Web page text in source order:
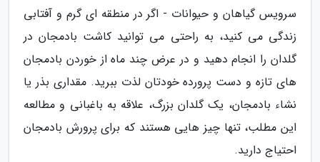
سرویس گیاهان و حیوانات - اگر در منطقه ای گرم و آفتابی
زندگی می کنید، به راحتی می توانید کاشت بادمجان در
گلدان را انجام دهید و در عرض چند ماه از خوردن بادمجان
های تازه و دست پرورده خودتان لذت ببرید. مقداری بذر یا
نشاء بادمجان، یک گلدان بزرگ، علاقه به باغبانی و مطالعه
این مطلب، تنها چیز هایی هستند که برای پرورش بادمجان
احتیاج دارید.